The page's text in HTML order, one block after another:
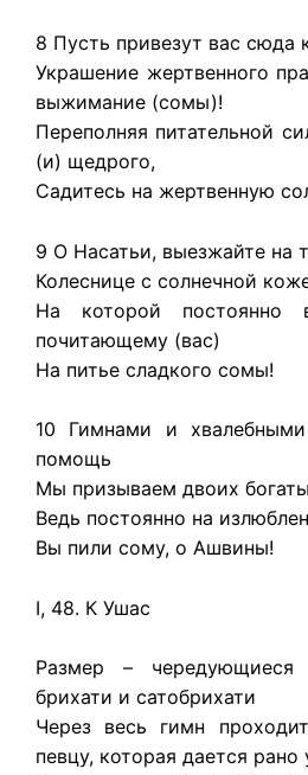
8 Пусть привезут вас сюда
Украшение жертвенного
выжимание (сомы)!
Переполняя питательной
(и) щедрого,
Садитесь на жертвенную
9 О Насатьи, выезжайте на
Колеснице с солнечной
На которой постоянно
почитающему (вас)
На питье сладкого сомы!
10 Гимнами и
помощь
Мы призываем двоих
Ведь постоянно на
Вы пили сому, о Ашвины!
I, 48. К Ушас
Размер –
брихати и сатобрихати
Через весь гимн
певцу, которая дается